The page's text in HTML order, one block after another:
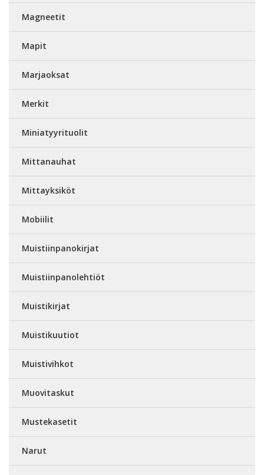
Magneetit
Mapit
Marjaoksat
Merkit
Miniatyyrituolit
Mittanauhat
Mittayksiköt
Mobiilit
Muistiinpanokirjat
Muistiinpanolehtiöt
Muistikirjat
Muistikuutiot
Muistivihkot
Muovitaskut
Mustekasetit
Narut